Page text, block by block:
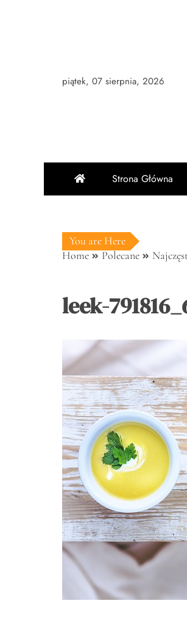
piątek, 07 sierpnia, 2026
Strona Główna
You are Here
Home
Polecane
leek-